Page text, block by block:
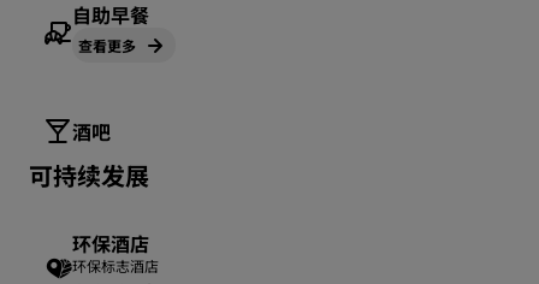
自助早餐
查看更多
酒吧
可持续发展
环保酒店
环保标志酒店